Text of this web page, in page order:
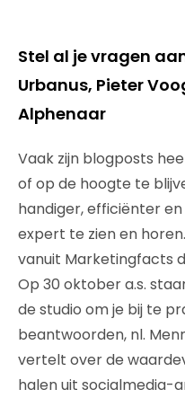
Stel al je vragen
Urbanus, Pieter
Alphenaar
Vaak zijn blogposts
of op de hoogte te
handiger, efficiënter
expert te zien en
vanuit Marketingfacts
Op 30 oktober a.s.
de studio om je bij te
beantwoorden, nl.
vertelt over de
halen uit socialmedia-